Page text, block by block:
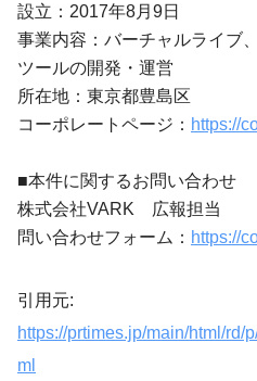
設立：2017年8月9日
事業内容：バーチャルライブ
ツールの開発・運営
所在地：東京都豊島区
コーポレートページ： https://
■本件に関するお問い合わせ
株式会社VARK 広報担当
問い合わせフォーム： https://
引用元:
https://prtimes.jp/main/html/rd/
ml